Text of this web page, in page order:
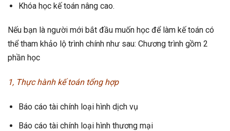
Khóa học kế toán nâng cao.
Nếu bạn là người mới bắt đầu muốn học để làm kế toán có
thể tham khảo lộ trình chính như sau: Chương trình gồm 2
phần học
1, Thực hành kế toán tổng hợp
Báo cáo tài chính loại hình dịch vụ
Báo cáo tài chính loại hình thương mại